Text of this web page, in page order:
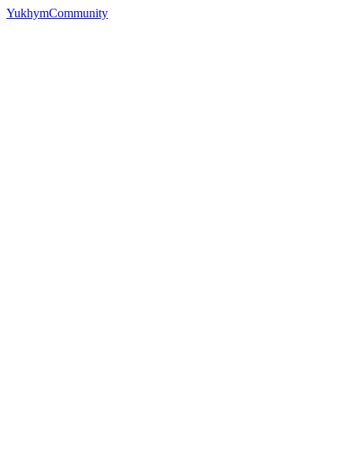
YukhymCommunity